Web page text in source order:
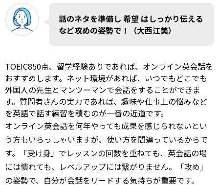
話のネタを準備し 希望 はしっかり伝える
など攻めの姿勢で！（大西江美）
TOEIC850点、留学経験ありであれば、オンライン英会話を
おすすめします。ネット環境があれば、いつでもどこでも
外国人の先生とマンツーマンで会話をすることができま
す。質問者さんの実力であれば、趣味や仕事上の悩みなど
を英語で話す練習を積むのが一番の近道です。
オンライン英会話を何年やっても成果を感じられないとい
う方もいらっしゃいますが、使い方を間違っているからで
す。「受け身」でレッスンの回数を重ねても、英会話の場
には慣れても、レベルアップには繋がりません。「攻め」
の姿勢で、自分が会話をリードする気持ちが重要です。